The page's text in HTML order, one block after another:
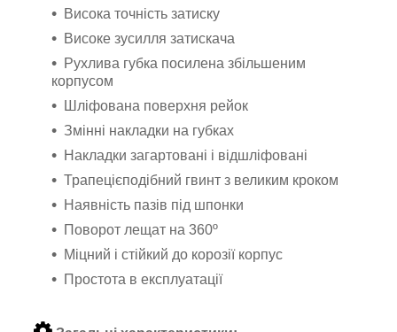
Висока точність затиску
Високе зусилля затискача
Рухлива губка посилена збільшеним
корпусом
Шліфована поверхня рейок
Змінні накладки на губках
Накладки загартовані і відшліфовані
Трапецієподібний гвинт з великим кроком
Наявність пазів під шпонки
Поворот лещат на 360º
Міцний і стійкий до корозії корпус
Простота в експлуатації